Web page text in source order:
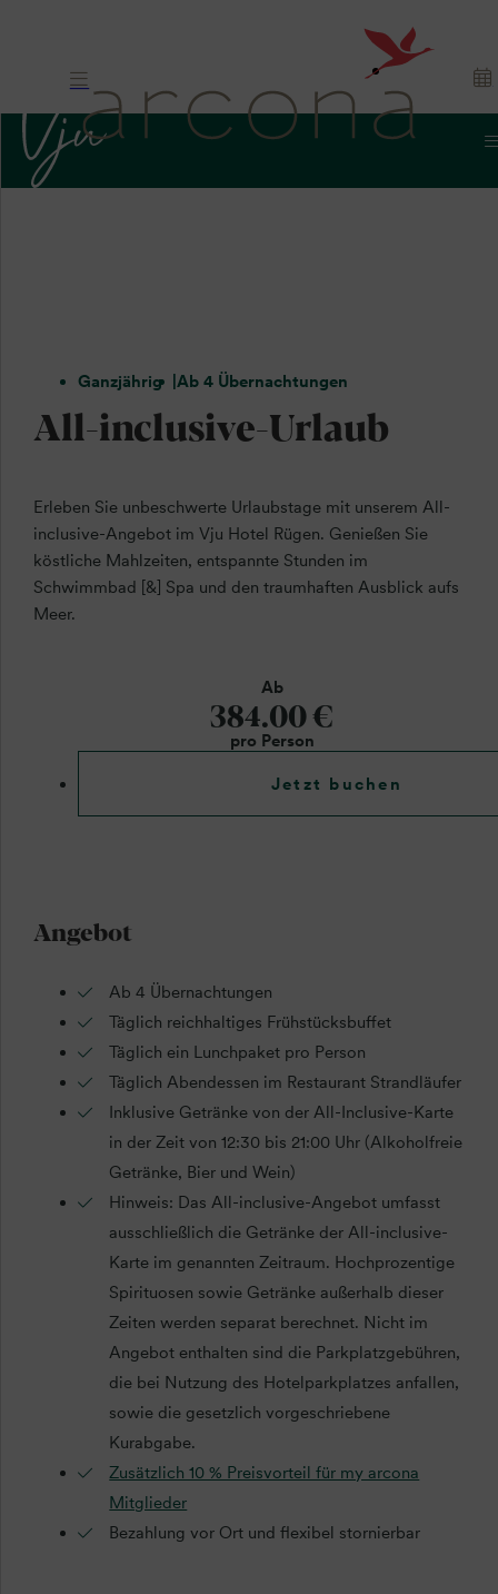
Ganzjährig Ab 4 Übernachtungen
All-inclusive-Urlaub
Erleben Sie unbeschwerte Urlaubstage mit unserem All-
inclusive-Angebot im Vju Hotel Rügen. Genießen Sie
köstliche Mahlzeiten, entspannte Stunden im
Schwimmbad [&] Spa und den traumhaften Ausblick aufs
Meer.
Ab
384.00 €
pro Person
Jetzt buchen
Angebot
Ab 4 Übernachtungen
Täglich reichhaltiges Frühstücksbuffet
Täglich ein Lunchpaket pro Person
Täglich Abendessen im Restaurant Strandläufer
Inklusive Getränke von der All-Inclusive-Karte
in der Zeit von 12:30 bis 21:00 Uhr (Alkoholfreie
Getränke, Bier und Wein)
Hinweis: Das All-inclusive-Angebot umfasst
ausschließlich die Getränke der All-inclusive-
Karte im genannten Zeitraum. Hochprozentige
Spirituosen sowie Getränke außerhalb dieser
Zeiten werden separat berechnet. Nicht im
Angebot enthalten sind die Parkplatzgebühren,
die bei Nutzung des Hotelparkplatzes anfallen,
sowie die gesetzlich vorgeschriebene
Kurabgabe.
Zusätzlich 10 % Preisvorteil für my arcona
Mitglieder
Bezahlung vor Ort und flexibel stornierbar